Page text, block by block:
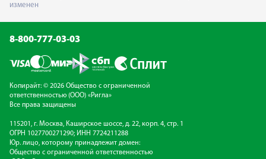
изменен
8-800-777-03-03
Копирайт: © 2026 Общество с ограниченной
ответственностью (ООО) «Ригла»
Все права защищены
115201, г. Москва, Каширское шоссе, д. 22, корп. 4, стр. 1
ОГРН 1027700271290; ИНН 7724211288
Юр. лицо, которому принадлежит домен:
Общество с ограниченной ответственностью